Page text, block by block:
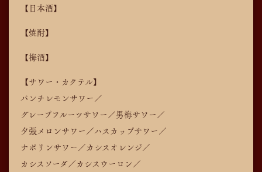
【日本酒】
【焼酎】
【梅酒】
【サワー・カクテル】
パンチレモンサワー／
グレープフルーツサワー／男梅サワー／
夕張メロンサワー／ハスカップサワー／
ナポリンサワー／カシスオレンジ／
カシスソーダ／カシスウーロン／